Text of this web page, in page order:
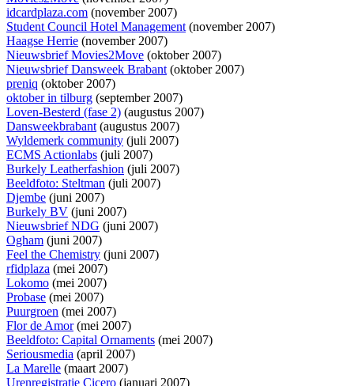
idcardplaza.com (november 2007)
Student Council Hotel Management(november 2007)
Haagse Herrie (november 2007)
Nieuwsbrief Movies2Move (oktober 2007)
Nieuwsbrief Dansweek Brabant(oktober 2007)
preniq (oktober 2007)
oktober in tilburg (september 2007)
Loven-Besterd (fase 2) (augustus 2007)
Dansweekbrabant(augustus 2007)
Wyldemerk community (juli 2007)
ECMS Actionlabs (juli 2007)
Burkely Leatherfashion (juli 2007)
Beeldfoto: Steltman (juli 2007)
Djembe (juni 2007)
Burkely BV (juni 2007)
Nieuwsbrief NDG (juni 2007)
Ogham (juni 2007)
Feel the Chemistry (juni 2007)
rfidplaza (mei 2007)
Lokomo (mei 2007)
Probase (mei 2007)
Puurgroen (mei 2007)
Flor de Amor(mei 2007)
Beeldfoto: Capital Ornaments (mei 2007)
Seriousmedia (april 2007)
La Marelle (maart 2007)
Urenregistratie Cicero (januari 2007)